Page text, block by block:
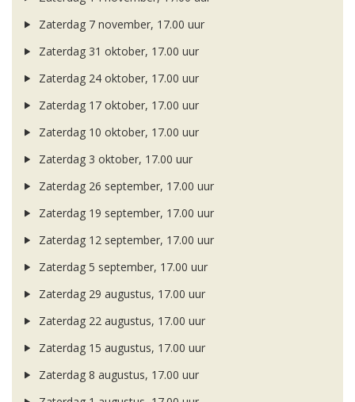
Zaterdag 7 november, 17.00 uur
Zaterdag 31 oktober, 17.00 uur
Zaterdag 24 oktober, 17.00 uur
Zaterdag 17 oktober, 17.00 uur
Zaterdag 10 oktober, 17.00 uur
Zaterdag 3 oktober, 17.00 uur
Zaterdag 26 september, 17.00 uur
Zaterdag 19 september, 17.00 uur
Zaterdag 12 september, 17.00 uur
Zaterdag 5 september, 17.00 uur
Zaterdag 29 augustus, 17.00 uur
Zaterdag 22 augustus, 17.00 uur
Zaterdag 15 augustus, 17.00 uur
Zaterdag 8 augustus, 17.00 uur